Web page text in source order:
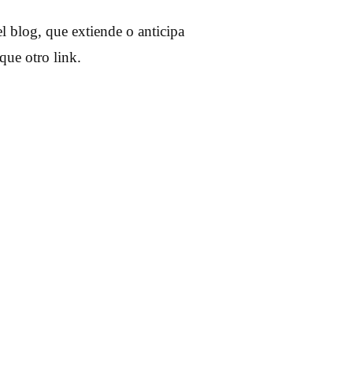
blog, que extiende o anticipa
otro link.